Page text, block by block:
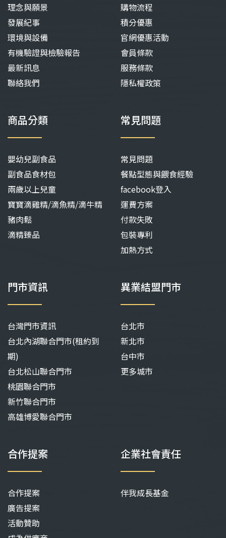
理念與願景
發展紀事
環境與設備
有機驗證與檢驗報告
最新訊息
聯絡我們
購物流程
積分優惠
官網優惠活動
會員條款
服務條款
隱私權政策
商品分類
嬰幼兒副食品
副食品食材包
兩歲以上兒童
寶寶滴雞精/滴魚精/滴牛精
豬肉鬆
滴精臻品
常見問題
常見問題
餐點型態與餵食經驗
facebook登入
運費方案
付款失敗
包裝專利
加熱方式
門市資訊
台灣門市資訊
台北內湖聯合門市(租約到
期)
台北松山聯合門市
桃園聯合門市
新竹聯合門市
高雄博愛聯合門市
異業結盟門市
台北市
新北市
台中市
更多城市
合作提案
合作提案
廣告提案
活動贊助
企業社會責任
伴我成長基金